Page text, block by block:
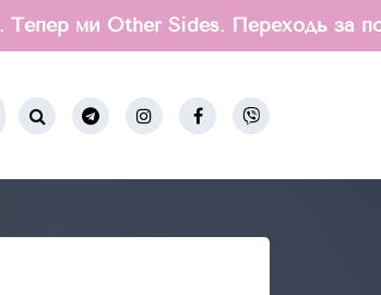
ми Other Sides. Переходь за